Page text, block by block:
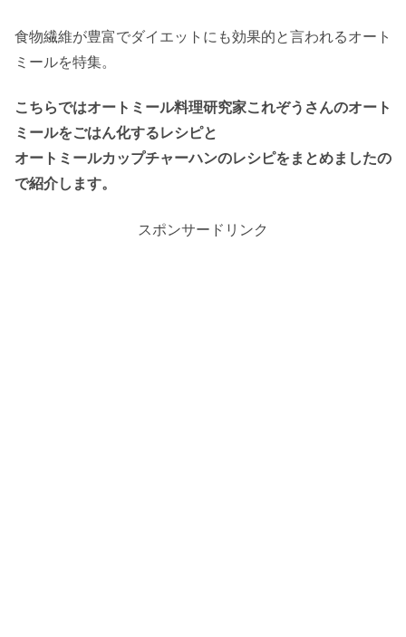
食物繊維が豊富でダイエットにも効果的と言われるオート
ミールを特集。
こちらではオートミール料理研究家これぞうさんのオート
ミールをごはん化するレシピと
オートミールカップチャーハンのレシピをまとめましたの
で紹介します。
スポンサードリンク